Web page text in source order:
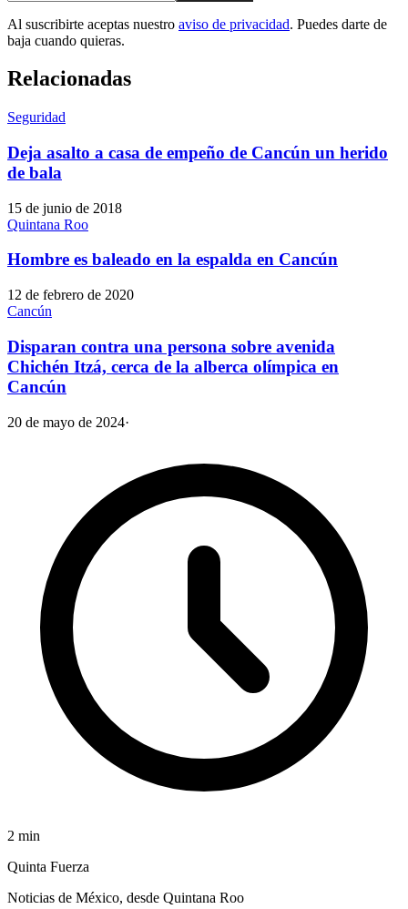
Al suscribirte aceptas nuestro aviso de privacidad. Puedes darte de
baja cuando quieras.
Relacionadas
Seguridad
Deja asalto a casa de empeño de Cancún un herido
de bala
15 de junio de 2018
Quintana Roo
Hombre es baleado en la espalda en Cancún
12 de febrero de 2020
Cancún
Disparan contra una persona sobre avenida
Chichén Itzá, cerca de la alberca olímpica en
Cancún
20 de mayo de 2024·
2 min
Quinta Fuerza
Noticias de México, desde Quintana Roo